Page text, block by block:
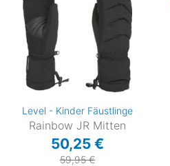
Level - Kinder Fäustlinge
Rainbow JR Mitten
50,25 €
59,95 €